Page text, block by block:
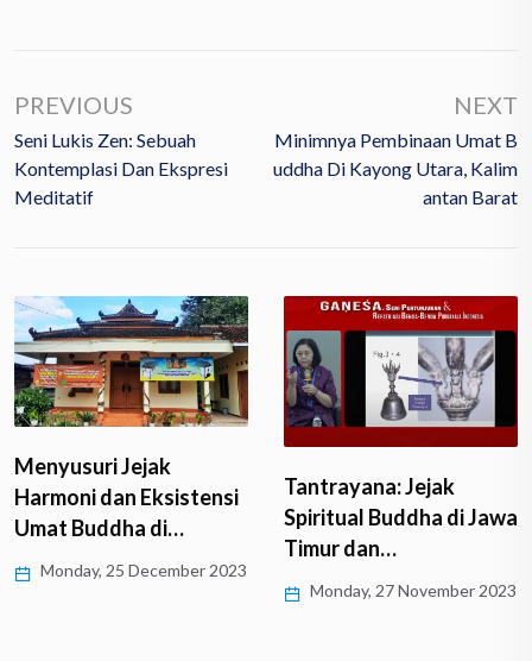
PREVIOUS
Seni Lukis Zen: Sebuah
Kontemplasi Dan Ekspresi
Meditatif
NEXT
Minimnya Pembinaan Umat B
Uddha Di Kayong Utara, Kalim
Antan Barat
Menyusuri Jejak
Harmoni dan Eksistensi
Umat Buddha di…
Monday, 25 December 2023
Tantrayana: Jejak
Spiritual Buddha di Jawa
Timur dan…
Monday, 27 November 2023